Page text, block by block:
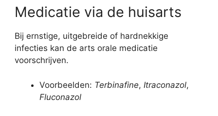
Medicatie via de huisarts
Bij ernstige, uitgebreide of hardnekkige
infecties kan de arts orale medicatie
voorschrijven.
Voorbeelden: Terbinafine, Itraconazol,
Fluconazol